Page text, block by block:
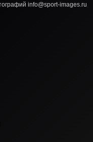
info@sport-images.ru